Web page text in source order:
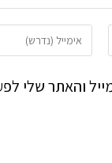
והאתר שלי